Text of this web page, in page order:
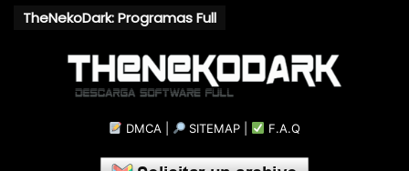
TheNekoDark: Programas Full
DMCA SITEMAP F.A.Q